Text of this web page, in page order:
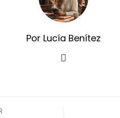
Por Lucía Benítez